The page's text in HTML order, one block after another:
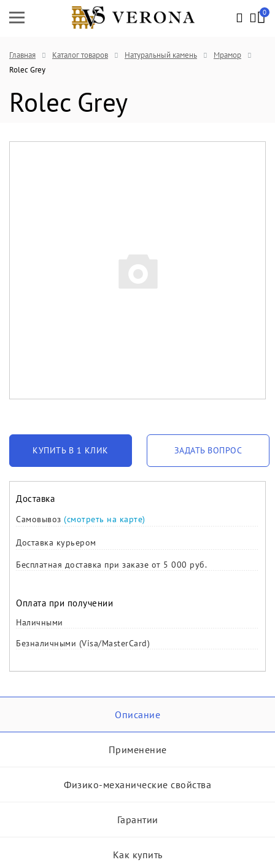
0
Главная Каталог товаров Натуральный камень
Мрамор
Rolec Grey
Rolec Grey
КУПИТЬ В 1 КЛИК ЗАДАТЬ ВОПРОС
Доставка
Самовывоз (смотреть на карте)
Доставка курьером
Бесплатная доставка при заказе от 5 000 руб.
Оплата при получении
Наличными
Безналичными (Visa/MasterCard)
Описание
Применение
Физико-механические свойства
Гарантии
Как купить